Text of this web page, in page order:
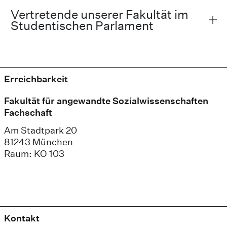
Vertretende unserer Fakultät im
Studentischen Parlament
Erreichbarkeit
Fakultät für angewandte Sozialwissenschaften
Fachschaft
Am Stadtpark 20
81243 München
Raum: KO 103
Kontakt